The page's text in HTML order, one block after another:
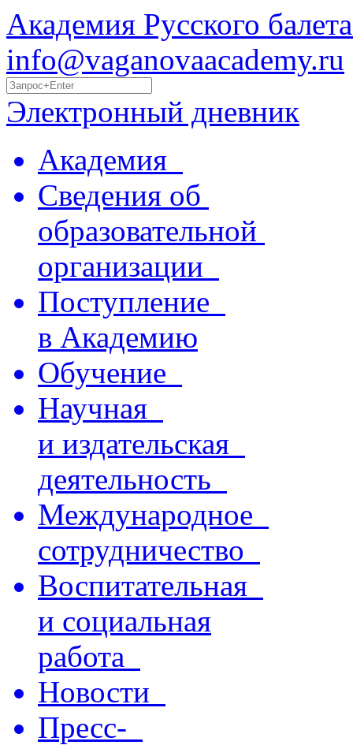
Академия Русского
info@vaganovaacademy.ru
Электронный дневник
Академия
Сведения об
образовательной
организации
Поступление
в Академию
Обучение
Научная
и издательская
деятельность
Международное
сотрудничество
Воспитательная
и социальная
работа
Новости
Пресс-